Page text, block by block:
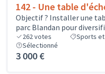
142 - Une table
Objectif ? Installer une
parc Blandan pour
262votes Sports
Sélectionné
3 000 €